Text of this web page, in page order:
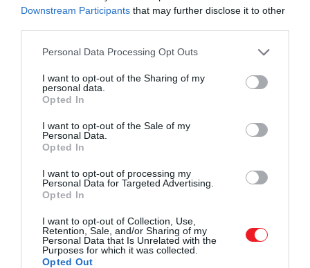
Downstream Participants that may further disclose it to other
Please note that this website/app uses one or more Google
not limited to your visit or usage behaviour. You may click to
grant or deny consent to Google and its third-party tags to
use your data for below specified purposes in below Google
consent section.
Personal Data Processing Opt Outs
I want to opt-out of the Sharing of my
personal data.
Opted In
I want to opt-out of the Sale of my
Personal Data.
Opted In
I want to opt-out of processing my
Personal Data for Targeted Advertising.
Opted In
I want to opt-out of Collection, Use,
Retention, Sale, and/or Sharing of my
Personal Data that Is Unrelated with the
Purposes for which it was collected.
Opted Out
Reportscímű folyóiratban jelent meg.
Ezen a mai Iránhoz tartozó területen található az
Shanidar-barlang, ahol 1953-ban tíz neandervölgyi
ember maradványait fedezték fel.
A Zagrosz-régió biológiai sokféleségének
köszönhetően elegendő erőforrás állt rendelkezésre
egymás mellett létezzen.
tízezer éven át osztozott a Perzsa-fennsíkon, mielőtt
megszűnt volna a neandervölgyiek önálló státusza.